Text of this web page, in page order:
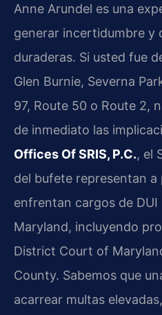
Anne Arundel es una
generar incertidumbre y
duraderas. Si usted fue
Glen Burnie, Severna
97, Route 50 o Route 2,
de inmediato las
Offices Of SRIS, P.C., el
del bufete representan a
enfrentan cargos de DUI
Maryland, incluyendo
District Court of
County. Sabemos que
acarrear multas